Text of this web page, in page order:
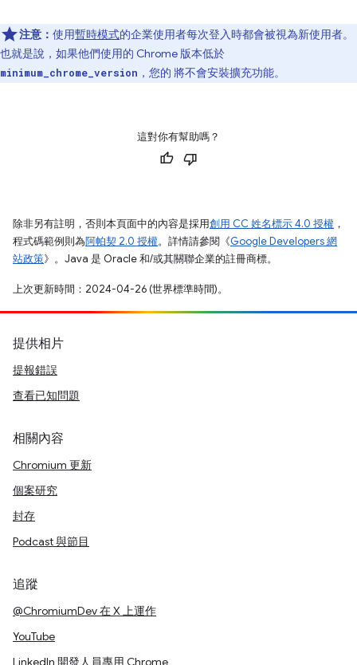
注意： 使用暫時模式的企業使用者每次登入時都會被視為新使用者。
也就是說，如果他們使用的 Chrome 版本低於
minimum_chrome_version ，您的 將不會安裝擴充功能。
這對你有幫助嗎？
除非另有註明，否則本頁面中的內容是採用創用 CC 姓名標示 4.0 授權 ，
程式碼範例則為阿帕契 2.0 授權。詳情請參閱《Google Developers 網
站政策》。Java 是 Oracle 和/或其關聯企業的註冊商標。
上次更新時間：2024-04-26 (世界標準時間)。
提供相片
提報錯誤
查看已知問題
相關內容
Chromium 更新
個案研究
封存
Podcast 與節目
追蹤
@ChromiumDev 在 X 上運作
YouTube
LinkedIn 開發人員專用 Chrome